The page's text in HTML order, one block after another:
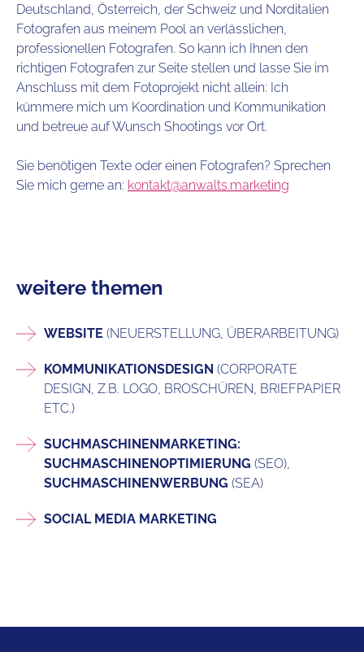
Deutschland, Österreich, der Schweiz und Norditalien
Fotografen aus meinem Pool an verlässlichen,
professionellen Fotografen. So kann ich Ihnen den
richtigen Fotografen zur Seite stellen und lasse Sie im
Anschluss mit dem Fotoprojekt nicht allein: Ich
kümmere mich um Koordination und Kommunikation
und betreue auf Wunsch Shootings vor Ort.
Sie benötigen Texte oder einen Fotografen? Sprechen
Sie mich gerne an: kontakt@anwalts.marketing
weitere themen
WEBSITE (NEUERSTELLUNG, ÜBERARBEITUNG)
KOMMUNIKATIONSDESIGN (CORPORATE
DESIGN, Z.B. LOGO, BROSCHÜREN, BRIEFPAPIER
ETC.)
SUCHMASCHINENMARKETING:
SUCHMASCHINENOPTIMIERUNG (SEO),
SUCHMASCHINENWERBUNG (SEA)
SOCIAL MEDIA MARKETING